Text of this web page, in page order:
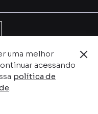
uma melhor
acessando
política de
.